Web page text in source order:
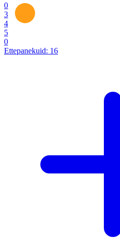
0
3
4
5
0
Ettepanekuid: 16